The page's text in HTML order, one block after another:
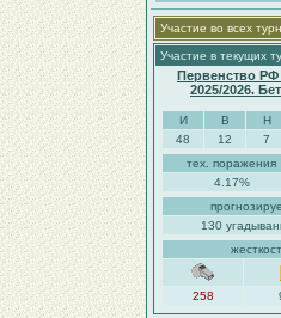
Участие во всех
Участие в текущих
Первенство
2025/2026.
И В Н
48
12 7
тех. поражения
4.17%
130
258